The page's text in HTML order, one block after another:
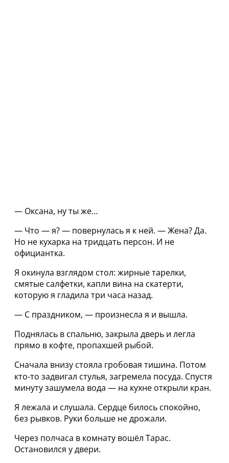
— Оксана, ну ты же…
— Что — я? — повернулась я к ней. — Жена? Да.
Но не кухарка на тридцать персон. И не
официантка.
Я окинула взглядом стол: жирные тарелки,
смятые салфетки, капли вина на скатерти,
которую я гладила три часа назад.
— С праздником, — произнесла я и вышла.
Поднялась в спальню, закрыла дверь и легла
прямо в кофте, пропахшей рыбой.
Сначала внизу стояла гробовая тишина. Потом
кто‑то задвигал стулья, загремела посуда. Спустя
минуту зашумела вода — на кухне открыли кран.
Я лежала и слушала. Сердце билось спокойно,
без рывков. Руки больше не дрожали.
Через полчаса в комнату вошёл Тарас.
Остановился у двери.